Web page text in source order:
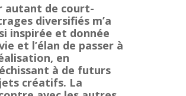
autant de court-
diversifiés m’a
inspirée et donnée
et l’élan de passer à
en
à de futurs
créatifs. La